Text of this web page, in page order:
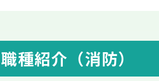
職種紹介（消防）